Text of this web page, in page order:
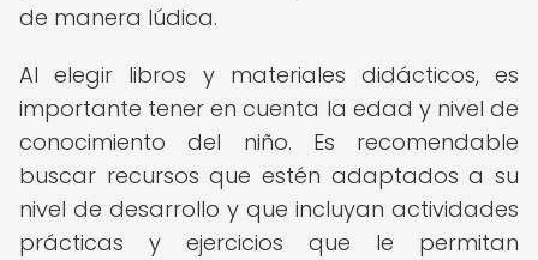
de manera lúdica.
Al elegir libros y materiales didácticos, es
importante tener en cuenta la edad y nivel de
conocimiento del niño. Es recomendable
buscar recursos que estén adaptados a su
nivel de desarrollo y que incluyan actividades
prácticas y ejercicios que le permitan